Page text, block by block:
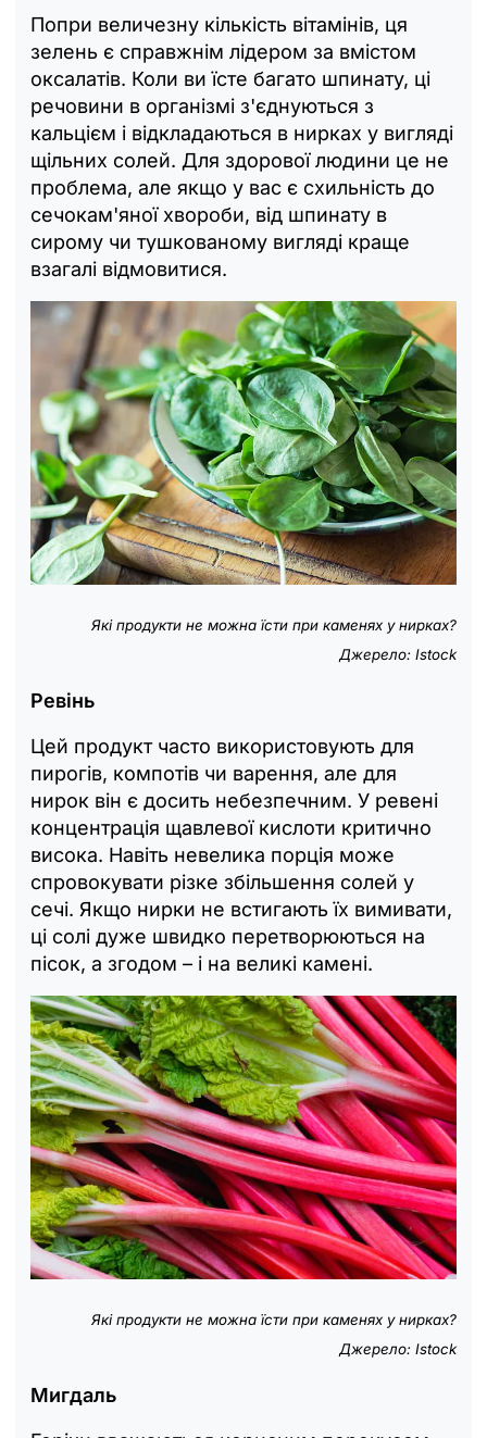
Попри величезну кількість вітамінів, ця
зелень є справжнім лідером за вмістом
оксалатів. Коли ви їсте багато шпинату, ці
речовини в організмі з'єднуються з
кальцієм і відкладаються в нирках у вигляді
щільних солей. Для здорової людини це не
проблема, але якщо у вас є схильність до
сечокам'яної хвороби, від шпинату в
сирому чи тушкованому вигляді краще
взагалі відмовитися.
Які продукти не можна їсти при каменях у нирках?
Джерело: Istock
Ревінь
Цей продукт часто використовують для
пирогів, компотів чи варення, але для
нирок він є досить небезпечним. У ревені
концентрація щавлевої кислоти критично
висока. Навіть невелика порція може
спровокувати різке збільшення солей у
сечі. Якщо нирки не встигають їх вимивати,
ці солі дуже швидко перетворюються на
пісок, а згодом – і на великі камені.
Які продукти не можна їсти при каменях у нирках?
Джерело: Istock
Мигдаль